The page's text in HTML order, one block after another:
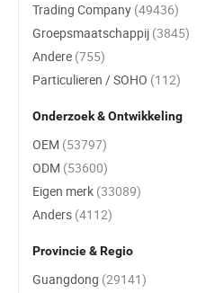
Trading Company (49436)
Groepsmaatschappij (3845)
Andere (755)
Particulieren / SOHO (112)
Onderzoek & Ontwikkeling
OEM (53797)
ODM (53600)
Eigen merk (33089)
Anders (4112)
Provincie & Regio
Guangdong (29141)